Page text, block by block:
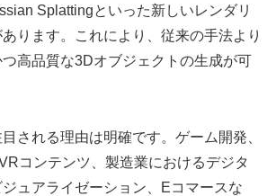
Splattingといった新しいレンダリ
ります。これにより、従来の手法より
高品質な3Dオブジェクトの生成が可
される理由は明確です。ゲーム開発、
コンテンツ、製造業におけるデジタ
ュアライゼーション、Eコマースな